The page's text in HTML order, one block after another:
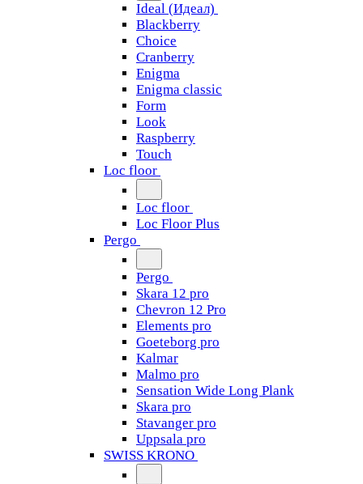
Ideal (Идеал)
Blackberry
Choice
Cranberry
Enigma
Enigma classic
Form
Look
Raspberry
Touch
Loc floor
Loc floor
Loc Floor Plus
Pergo
Pergo
Skara 12 pro
Chevron 12 Pro
Elements pro
Goeteborg pro
Kalmar
Malmo pro
Sensation Wide Long Plank
Skara pro
Stavanger pro
Uppsala pro
SWISS KRONO